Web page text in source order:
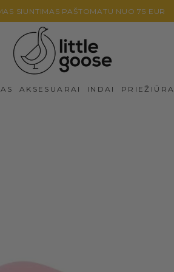
SIUNTIMAS PAŠTOMATU NUO 75 EUR
AKSESUARAI INDAI PRIEŽIŪRA